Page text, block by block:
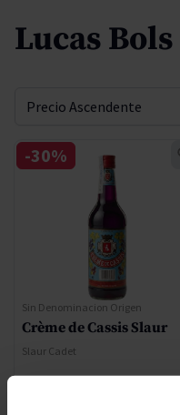
Lucas Bols
Ordenar por
Sin Denominacion Origen
Crème de Cassis Slaur
Slaur Cadet
-30%